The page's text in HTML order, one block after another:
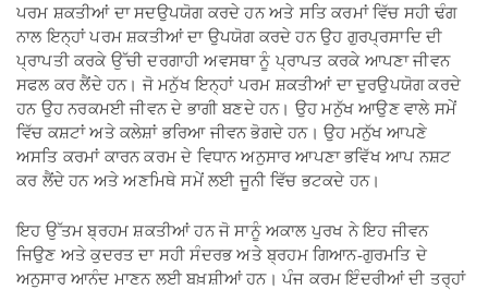
ਪਰਮ ਸ਼ਕਤੀਆਂ ਦਾ ਸਦਉਪਯੋਗ ਕਰਦੇ ਹਨ ਅਤੇ ਸਤਿ ਕਰਮਾਂ ਵਿੱਚ ਸਹੀ ਢੰਗ
ਨਾਲ ਇਨ੍ਹਾਂ ਪਰਮ ਸ਼ਕਤੀਆਂ ਦਾ ਉਪਯੋਗ ਕਰਦੇ ਹਨ ਉਹ ਗੁਰਪ੍ਰਸਾਦਿ ਦੀ
ਪ੍ਰਾਪਤੀ ਕਰਕੇ ਉੱਚੀ ਦਰਗਾਹੀ ਅਵਸਥਾ ਨੂੰ ਪ੍ਰਾਪਤ ਕਰਕੇ ਆਪਣਾ ਜੀਵਨ
ਸਫਲ ਕਰ ਲੈਂਦੇ ਹਨ। ਜੋ ਮਨੁੱਖ ਇਨ੍ਹਾਂ ਪਰਮ ਸ਼ਕਤੀਆਂ ਦਾ ਦੁਰਉਪਯੋਗ ਕਰਦੇ
ਹਨ ਉਹ ਨਰਕਮਈ ਜੀਵਨ ਦੇ ਭਾਗੀ ਬਣਦੇ ਹਨ। ਉਹ ਮਨੁੱਖ ਆਉਣ ਵਾਲੇ ਸਮੇਂ
ਵਿੱਚ ਕਸ਼ਟਾਂ ਅਤੇ ਕਲੇਸ਼ਾਂ ਭਰਿਆ ਜੀਵਨ ਭੋਗਦੇ ਹਨ। ਉਹ ਮਨੁੱਖ ਆਪਣੇ
ਅਸਤਿ ਕਰਮਾਂ ਕਾਰਨ ਕਰਮ ਦੇ ਵਿਧਾਨ ਅਨੁਸਾਰ ਆਪਣਾ ਭਵਿੱਖ ਆਪ ਨਸ਼ਟ
ਕਰ ਲੈਂਦੇ ਹਨ ਅਤੇ ਅਣਮਿਥੇ ਸਮੇਂ ਲਈ ਜੂਨੀ ਵਿੱਚ ਭਟਕਦੇ ਹਨ।
ਇਹ ਉੱਤਮ ਬ੍ਰਹਮ ਸ਼ਕਤੀਆਂ ਹਨ ਜੋ ਸਾਨੂੰ ਅਕਾਲ ਪੁਰਖ ਨੇ ਇਹ ਜੀਵਨ
ਜਿਉਣ ਅਤੇ ਕੁਦਰਤ ਦਾ ਸਹੀ ਸੰਦਰਭ ਅਤੇ ਬ੍ਰਹਮ ਗਿਆਨ-ਗੁਰਮਤਿ ਦੇ
ਅਨੁਸਾਰ ਆਨੰਦ ਮਾਣਨ ਲਈ ਬਖ਼ਸ਼ੀਆਂ ਹਨ। ਪੰਜ ਕਰਮ ਇੰਦਰੀਆਂ ਦੀ ਤਰ੍ਹਾਂ